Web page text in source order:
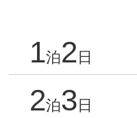
1泊2 日
2泊3 日